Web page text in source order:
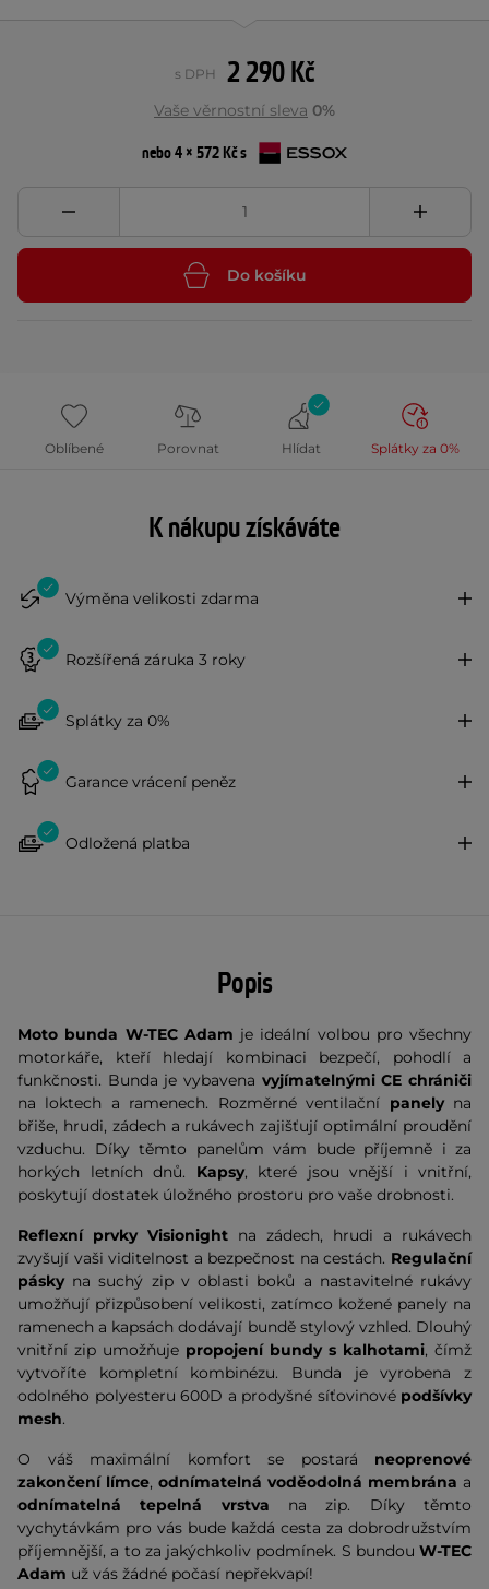
2 290 Kč
s DPH
Vaše věrnostní sleva 0%
nebo 4 × 572 Kč s
Do košíku
Oblíbené Porovnat Hlídat Splátky za 0%
K nákupu získáváte
Výměna velikosti zdarma
Rozšířená záruka 3 roky
Splátky za 0%
Garance vrácení peněz
Odložená platba
Popis
Moto bunda W-TEC Adam je ideální volbou pro všechny
motorkáře, kteří hledají kombinaci bezpečí, pohodlí a
funkčnosti. Bunda je vybavena vyjímatelnými CE chrániči
na loktech a ramenech. Rozměrné ventilační panely na
břiše, hrudi, zádech a rukávech zajišťují optimální proudění
vzduchu. Díky těmto panelům vám bude příjemně i za
horkých letních dnů. Kapsy, které jsou vnější i vnitřní,
poskytují dostatek úložného prostoru pro vaše drobnosti.
Reflexní prvky Visionight na zádech, hrudi a rukávech
zvyšují vaši viditelnost a bezpečnost na cestách. Regulační
páskyna suchý zip v oblasti boků a nastavitelné rukávy
umožňují přizpůsobení velikosti, zatímco kožené panely na
ramenech a kapsách dodávají bundě stylový vzhled. Dlouhý
vnitřní zip umožňuje propojení bundy s kalhotami, čímž
vytvoříte kompletní kombinézu. Bunda je vyrobena z
odolného polyesteru 600D a prodyšné síťovinové podšívky
mesh.
O váš maximální komfort se postará neoprenové
zakončení límce, odnímatelná voděodolná membrána a
odnímatelná tepelná vrstva na zip. Díky těmto
vychytávkám pro vás bude každá cesta za dobrodružstvím
příjemnější, a to za jakýchkoliv podmínek. S bundou W-TEC
Adam už vás žádné počasí nepřekvapí!